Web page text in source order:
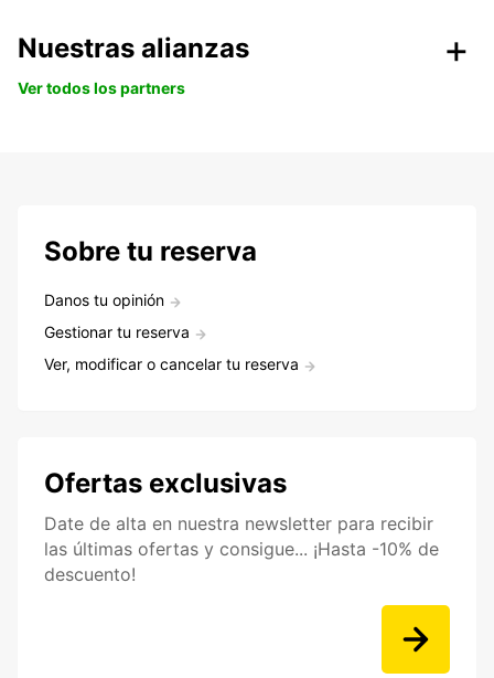
Nuestras alianzas
Ver todos los partners
Sobre tu reserva
Danos tu opinión
Gestionar tu reserva
Ver, modificar o cancelar tu reserva
Ofertas exclusivas
Date de alta en nuestra newsletter para recibir
las últimas ofertas y consigue... ¡Hasta -10% de
descuento!